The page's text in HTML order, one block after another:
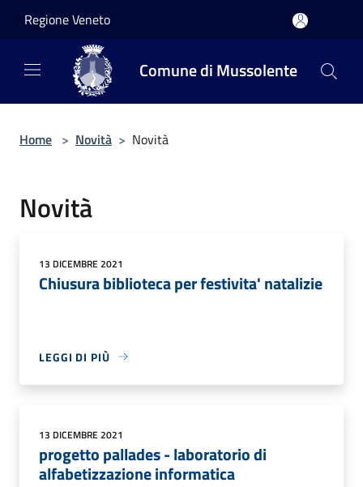
Regione Veneto
Comune di Mussolente
Home > Novità > Novità
Novità
13 DICEMBRE 2021
Chiusura biblioteca per festivita' natalizie
LEGGI DI PIÙ
13 DICEMBRE 2021
progetto pallades - laboratorio di
alfabetizzazione informatica